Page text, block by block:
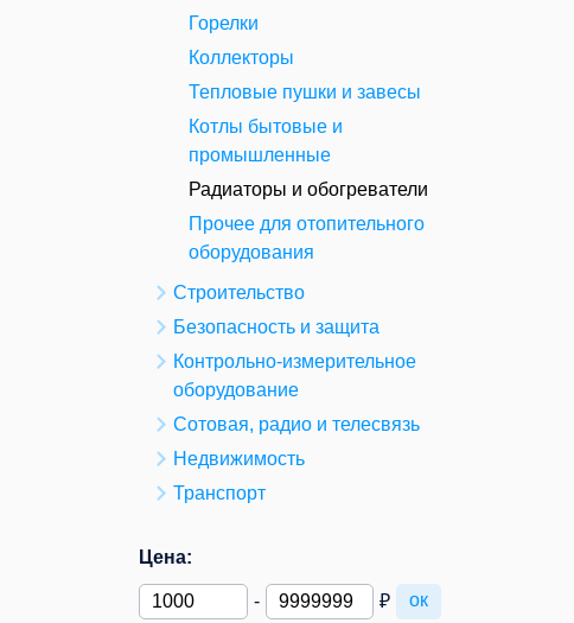
Горелки
Коллекторы
Тепловые пушки и завесы
Котлы бытовые и
промышленные
Радиаторы и обогреватели
Прочее для отопительного
оборудования
Строительство
Безопасность и защита
Контрольно-измерительное
оборудование
Сотовая, радио и телесвязь
Недвижимость
Транспорт
Цена:
- ₽ ок